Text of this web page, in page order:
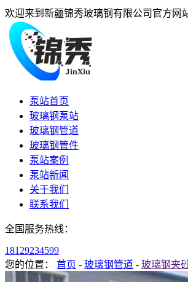
欢迎来到新疆锦秀玻璃钢有限公司官方网
泵站首页
玻璃钢泵站
玻璃钢管道
玻璃钢管件
泵站案例
泵站新闻
关于我们
联系我们
全国服务热线：
18129234599
您的位置： 首页 - 玻璃钢管道 - 玻璃钢夹